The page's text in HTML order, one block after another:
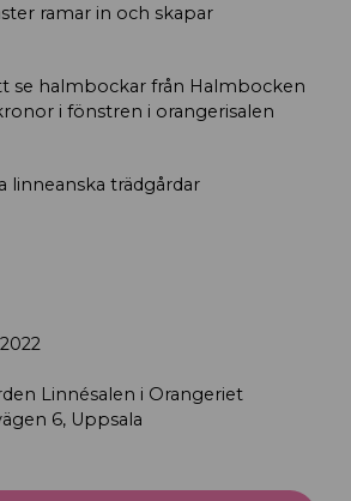
ramar in och skapar
se halmbockar från Halmbocken
i fönstren i orangerisalen
linneanska trädgårdar
Linnésalen i Orangeriet
6, Uppsala